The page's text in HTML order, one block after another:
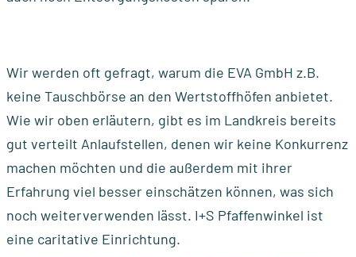
Wir werden oft gefragt, warum die EVA GmbH z.B.
keine Tauschbörse an den Wertstoffhöfen anbietet.
Wie wir oben erläutern, gibt es im Landkreis bereits
gut verteilt Anlaufstellen, denen wir keine Konkurrenz
machen möchten und die außerdem mit ihrer
Erfahrung viel besser einschätzen können, was sich
noch weiterverwenden lässt. I+S Pfaffenwinkel ist
eine caritative Einrichtung.